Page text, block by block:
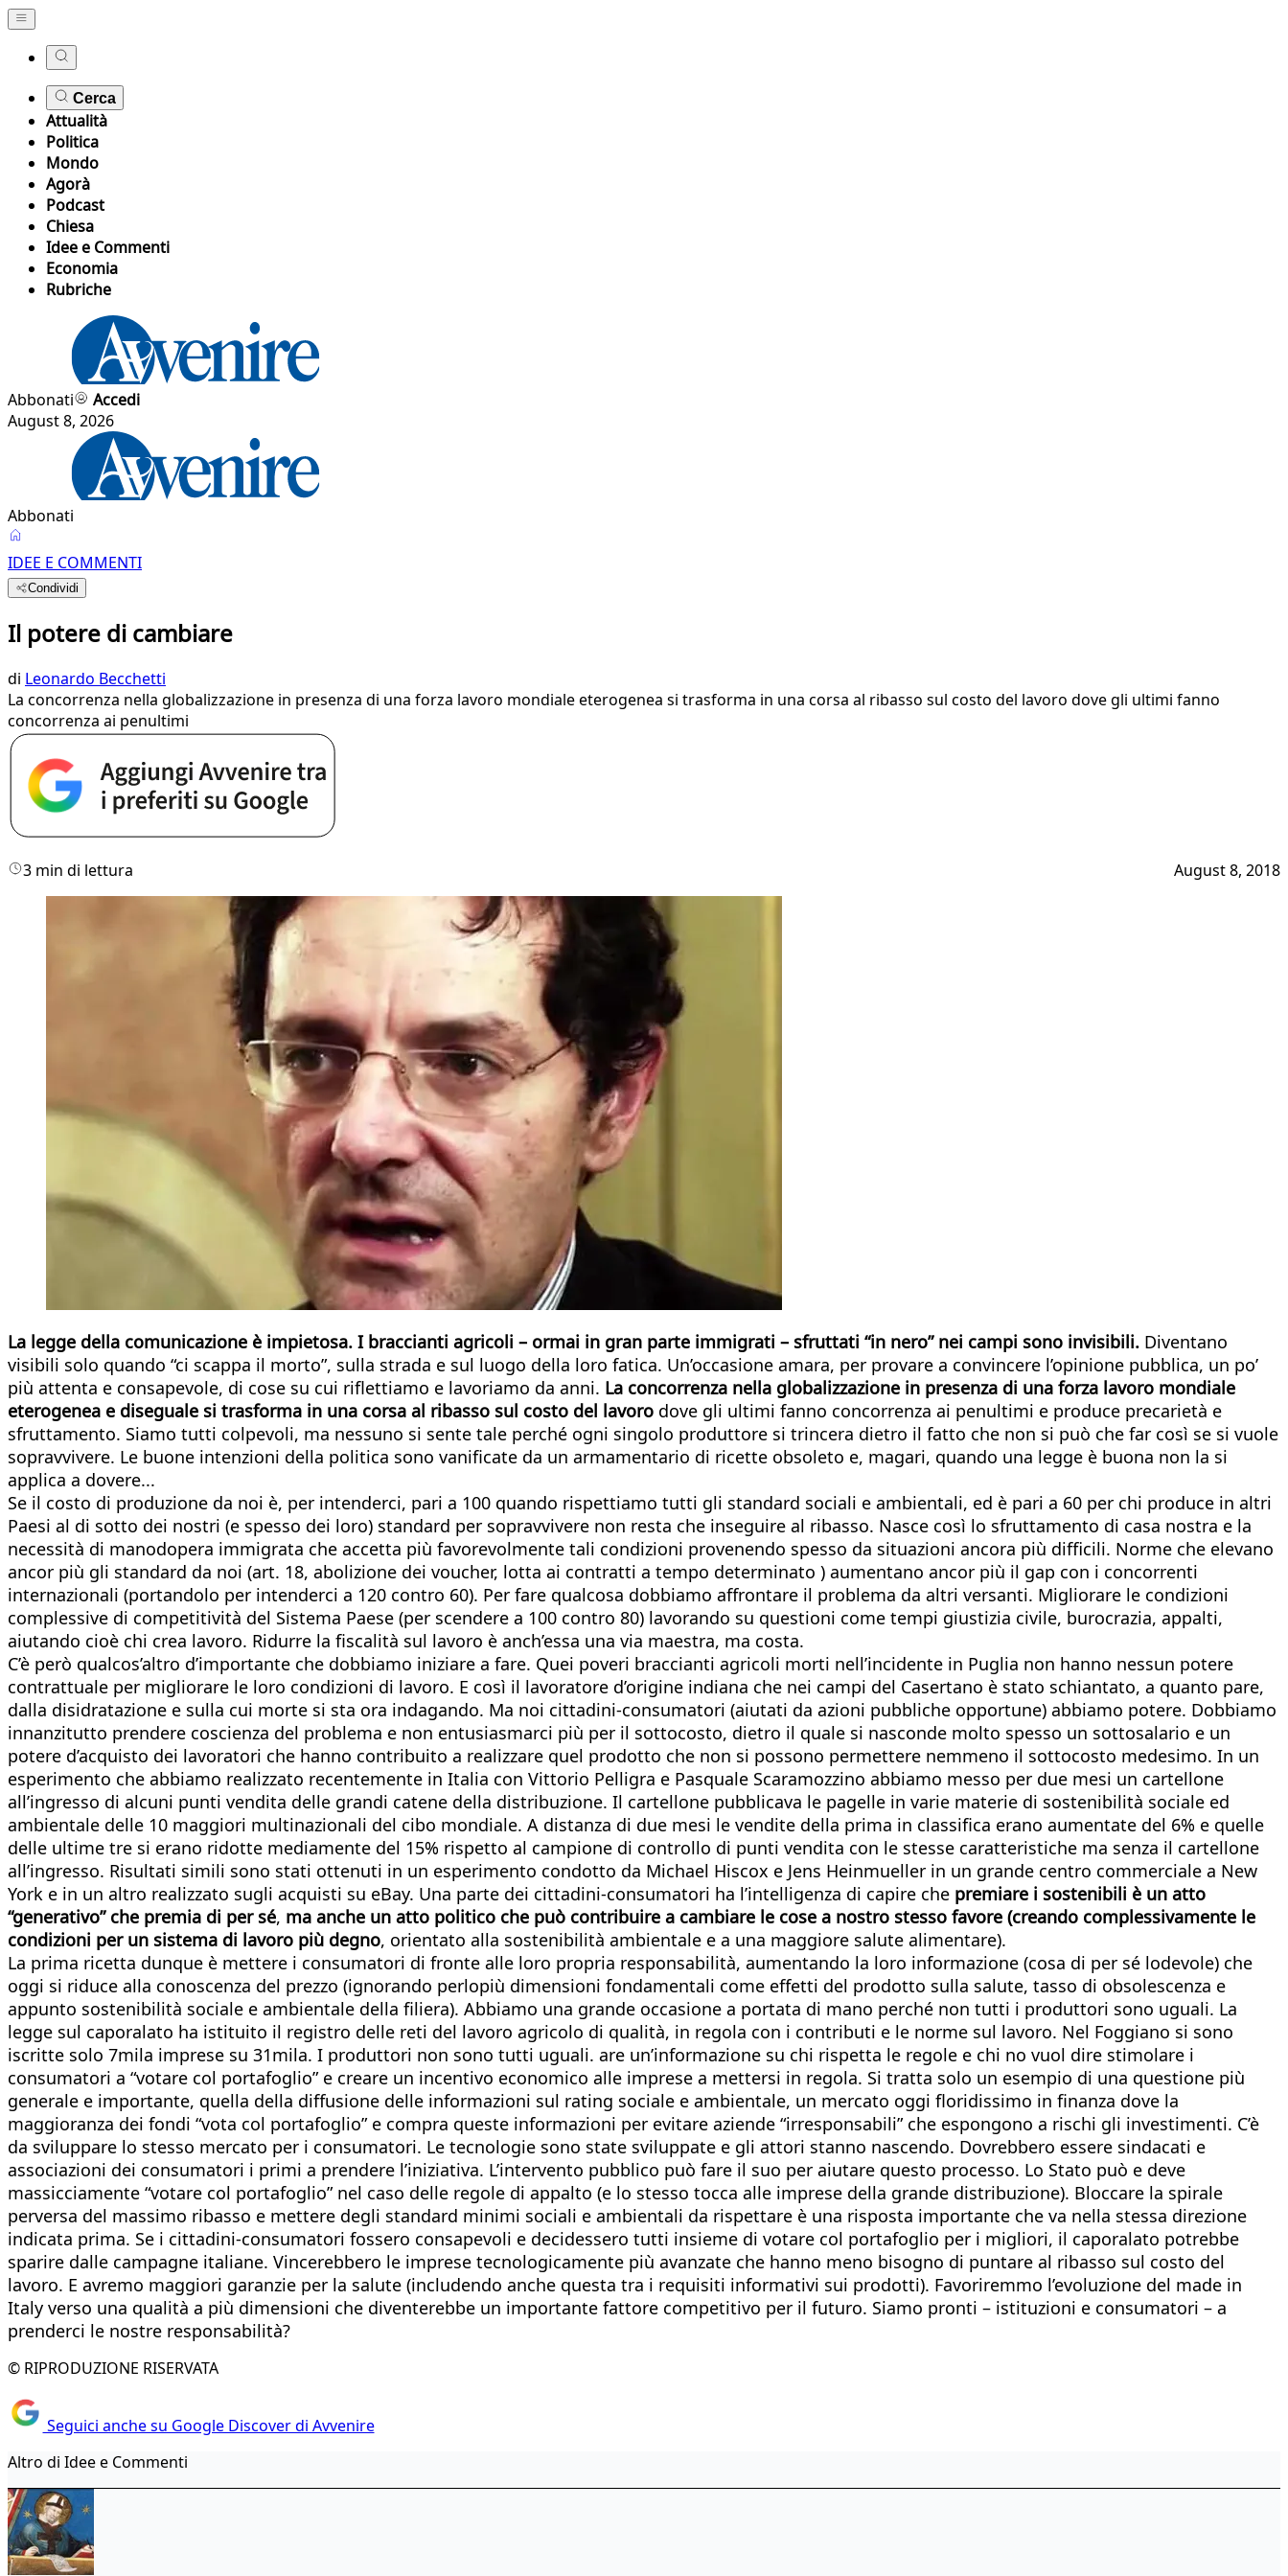
Cerca
Attualità
Politica
Mondo
Agorà
Podcast
Chiesa
Idee e Commenti
Economia
Rubriche
Abbonati
Accedi
August 8, 2026
Abbonati
IDEE E COMMENTI
Condividi
Il potere di cambiare
di Leonardo Becchetti
La concorrenza nella globalizzazione in presenza di una forza lavoro mondiale eterogenea si trasforma in una corsa al ribasso sul costo del lavoro dove gli ultimi fanno
concorrenza ai penultimi
3 min di lettura August 8, 2018
La legge della comunicazione è impietosa. I braccianti agricoli – ormai in gran parte immigrati – sfruttati “in nero” nei campi sono invisibili. Diventano
visibili solo quando “ci scappa il morto”, sulla strada e sul luogo della loro fatica. Un’occasione amara, per provare a convincere l’opinione pubblica, un po’
più attenta e consapevole, di cose su cui riflettiamo e lavoriamo da anni. La concorrenza nella globalizzazione in presenza di una forza lavoro mondiale
eterogenea e diseguale si trasforma in una corsa al ribasso sul costo del lavoro dove gli ultimi fanno concorrenza ai penultimi e produce precarietà e
sfruttamento. Siamo tutti colpevoli, ma nessuno si sente tale perché ogni singolo produttore si trincera dietro il fatto che non si può che far così se si vuole
sopravvivere. Le buone intenzioni della politica sono vanificate da un armamentario di ricette obsoleto e, magari, quando una legge è buona non la si
applica a dovere...
Se il costo di produzione da noi è, per intenderci, pari a 100 quando rispettiamo tutti gli standard sociali e ambientali, ed è pari a 60 per chi produce in altri
Paesi al di sotto dei nostri (e spesso dei loro) standard per sopravvivere non resta che inseguire al ribasso. Nasce così lo sfruttamento di casa nostra e la
necessità di manodopera immigrata che accetta più favorevolmente tali condizioni provenendo spesso da situazioni ancora più difficili. Norme che elevano
ancor più gli standard da noi (art. 18, abolizione dei voucher, lotta ai contratti a tempo determinato ) aumentano ancor più il gap con i concorrenti
internazionali (portandolo per intenderci a 120 contro 60). Per fare qualcosa dobbiamo affrontare il problema da altri versanti. Migliorare le condizioni
complessive di competitività del Sistema Paese (per scendere a 100 contro 80) lavorando su questioni come tempi giustizia civile, burocrazia, appalti,
aiutando cioè chi crea lavoro. Ridurre la fiscalità sul lavoro è anch’essa una via maestra, ma costa.
C’è però qualcos’altro d’importante che dobbiamo iniziare a fare. Quei poveri braccianti agricoli morti nell’incidente in Puglia non hanno nessun potere
contrattuale per migliorare le loro condizioni di lavoro. E così il lavoratore d’origine indiana che nei campi del Casertano è stato schiantato, a quanto pare,
dalla disidratazione e sulla cui morte si sta ora indagando. Ma noi cittadini-consumatori (aiutati da azioni pubbliche opportune) abbiamo potere. Dobbiamo
innanzitutto prendere coscienza del problema e non entusiasmarci più per il sottocosto, dietro il quale si nasconde molto spesso un sottosalario e un
potere d’acquisto dei lavoratori che hanno contribuito a realizzare quel prodotto che non si possono permettere nemmeno il sottocosto medesimo. In un
esperimento che abbiamo realizzato recentemente in Italia con Vittorio Pelligra e Pasquale Scaramozzino abbiamo messo per due mesi un cartellone
all’ingresso di alcuni punti vendita delle grandi catene della distribuzione. Il cartellone pubblicava le pagelle in varie materie di sostenibilità sociale ed
ambientale delle 10 maggiori multinazionali del cibo mondiale. A distanza di due mesi le vendite della prima in classifica erano aumentate del 6% e quelle
delle ultime tre si erano ridotte mediamente del 15% rispetto al campione di controllo di punti vendita con le stesse caratteristiche ma senza il cartellone
all’ingresso. Risultati simili sono stati ottenuti in un esperimento condotto da Michael Hiscox e Jens Heinmueller in un grande centro commerciale a New
York e in un altro realizzato sugli acquisti su eBay. Una parte dei cittadini-consumatori ha l’intelligenza di capire che premiare i sostenibili è un atto
“generativo” che premia di per sé, ma anche un atto politico che può contribuire a cambiare le cose a nostro stesso favore (creando complessivamente le
condizioni per un sistema di lavoro più degno, orientato alla sostenibilità ambientale e a una maggiore salute alimentare).
La prima ricetta dunque è mettere i consumatori di fronte alle loro propria responsabilità, aumentando la loro informazione (cosa di per sé lodevole) che
oggi si riduce alla conoscenza del prezzo (ignorando perlopiù dimensioni fondamentali come effetti del prodotto sulla salute, tasso di obsolescenza e
appunto sostenibilità sociale e ambientale della filiera). Abbiamo una grande occasione a portata di mano perché non tutti i produttori sono uguali. La
legge sul caporalato ha istituito il registro delle reti del lavoro agricolo di qualità, in regola con i contributi e le norme sul lavoro. Nel Foggiano si sono
iscritte solo 7mila imprese su 31mila. I produttori non sono tutti uguali. are un’informazione su chi rispetta le regole e chi no vuol dire stimolare i
consumatori a “votare col portafoglio” e creare un incentivo economico alle imprese a mettersi in regola. Si tratta solo un esempio di una questione più
generale e importante, quella della diffusione delle informazioni sul rating sociale e ambientale, un mercato oggi floridissimo in finanza dove la
maggioranza dei fondi “vota col portafoglio” e compra queste informazioni per evitare aziende “irresponsabili” che espongono a rischi gli investimenti. C’è
da sviluppare lo stesso mercato per i consumatori. Le tecnologie sono state sviluppate e gli attori stanno nascendo. Dovrebbero essere sindacati e
associazioni dei consumatori i primi a prendere l’iniziativa. L’intervento pubblico può fare il suo per aiutare questo processo. Lo Stato può e deve
massicciamente “votare col portafoglio” nel caso delle regole di appalto (e lo stesso tocca alle imprese della grande distribuzione). Bloccare la spirale
perversa del massimo ribasso e mettere degli standard minimi sociali e ambientali da rispettare è una risposta importante che va nella stessa direzione
indicata prima. Se i cittadini-consumatori fossero consapevoli e decidessero tutti insieme di votare col portafoglio per i migliori, il caporalato potrebbe
sparire dalle campagne italiane. Vincerebbero le imprese tecnologicamente più avanzate che hanno meno bisogno di puntare al ribasso sul costo del
lavoro. E avremo maggiori garanzie per la salute (includendo anche questa tra i requisiti informativi sui prodotti). Favoriremmo l’evoluzione del made in
Italy verso una qualità a più dimensioni che diventerebbe un importante fattore competitivo per il futuro. Siamo pronti – istituzioni e consumatori – a
prenderci le nostre responsabilità?
© RIPRODUZIONE RISERVATA
Seguici anche su Google Discover di Avvenire
Altro di Idee e Commenti